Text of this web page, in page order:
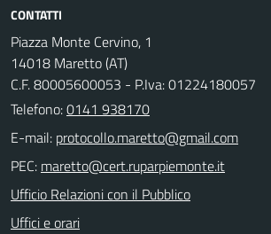
CONTATTI
Piazza Monte Cervino, 1
14018 Maretto (AT)
C.F. 80005600053 - P.Iva: 01224180057
Telefono:0141 938170
E-mail:
PEC:
Ufficio Relazioni con il Pubblico
Uffici e orari